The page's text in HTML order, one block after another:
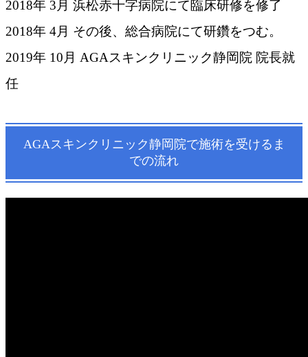
2018年 3月 浜松赤十字病院にて臨床研修を修了
2018年 4月 その後、総合病院にて研鑽をつむ。
2019年 10月 AGAスキンクリニック静岡院 院長就
任
AGAスキンクリニック静岡院で施術を受けるま
での流れ